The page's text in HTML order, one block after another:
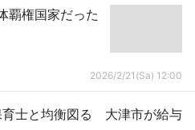
覇権国家だった
2026/2/21(Sa) 12:00
士と均衡図る 大津市が給与